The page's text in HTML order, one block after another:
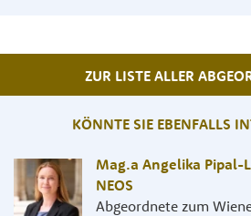
ZUR LISTE ALLER
KÖNNTE SIE EBENFALLS
Mag.a Angelika Pipal-
NEOS
Abgeordnete zum